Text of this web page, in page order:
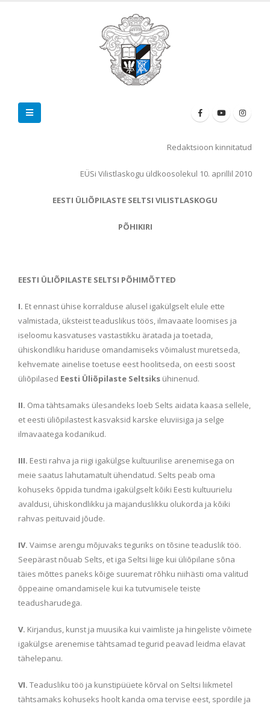
Redaktsioon kinnitatud
EÜSi Vilistlaskogu üldkoosolekul 10. aprillil 2010
EESTI ÜLIÕPILASTE SELTSI VILISTLASKOGU
PÕHIKIRI
EESTI ÜLIÕPILASTE SELTSI PÕHIMÕTTED
I. Et ennast ühise korralduse alusel igakülgselt elule ette
valmistada, üksteist teaduslikus töös, ilmavaate loomises ja
iseloomu kasvatuses vastastikku äratada ja toetada,
ühiskondliku hariduse omandamiseks võimalust muretseda,
kehvemate ainelise toetuse eest hoolitseda, on eesti soost
üliõpilased Eesti Üliõpilaste Seltsiks ühinenud.
II. Oma tähtsamaks ülesandeks loeb Selts aidata kaasa sellele,
et eesti üliõpilastest kasvaksid karske eluviisiga ja selge
ilmavaatega kodanikud.
III. Eesti rahva ja riigi igakülgse kultuurilise arenemisega on
meie saatus lahutamatult ühendatud. Selts peab oma
kohuseks õppida tundma igakülgselt kõiki Eesti kultuurielu
avaldusi, ühiskondlikku ja majanduslikku olukorda ja kõiki
rahvas peituvaid jõude.
IV. Vaimse arengu mõjuvaks teguriks on tõsine teaduslik töö.
Seepärast nõuab Selts, et iga Seltsi liige kui üliõpilane sõna
täies mõttes paneks kõige suuremat rõhku niihästi oma valitud
õppeaine omandamisele kui ka tutvumisele teiste
teadusharudega.
V. Kirjandus, kunst ja muusika kui vaimliste ja hingeliste võimete
igakülgse arenemise tähtsamad tegurid peavad leidma elavat
tähelepanu.
VI. Teadusliku töö ja kunstipüüete kõrval on Seltsi liikmetel
tähtsamaks kohuseks hoolt kanda oma tervise eest, spordile ja